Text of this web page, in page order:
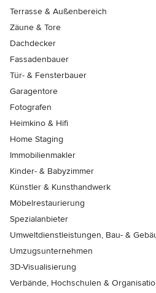
Terrasse & Außenbereich
Zäune & Tore
Dachdecker
Fassadenbauer
Tür- & Fensterbauer
Garagentore
Fotografen
Heimkino & Hifi
Home Staging
Immobilienmakler
Kinder- & Babyzimmer
Künstler & Kunsthandwerk
Möbelrestaurierung
Spezialanbieter
Umweltdienstleistungen, Bau- &
Umzugsunternehmen
3D-Visualisierung
Verbände, Hochschulen &